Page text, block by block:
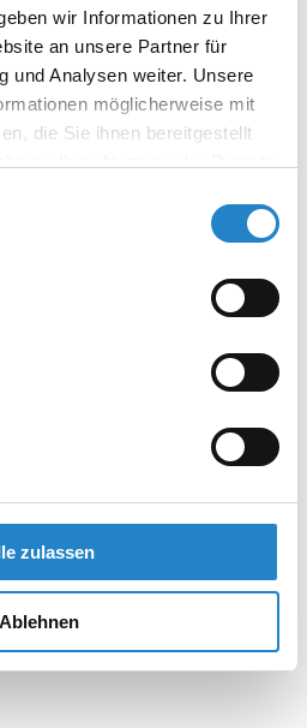
wir Informationen zu Ihrer
an unsere Partner für
und Analysen weiter. Unsere
möglicherweise mit
die Sie ihnen bereitgestellt
zulassen
Ablehnen